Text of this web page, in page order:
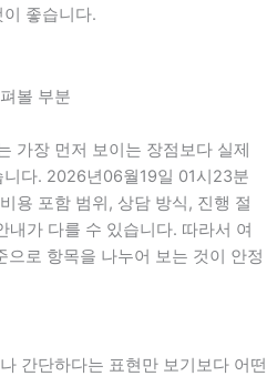
좋습니다.
볼 부분
가장 먼저 보이는 장점보다 실제
다. 2026년06월19일 01시23분
용 포함 범위, 상담 방식, 진행 절
내가 다를 수 있습니다. 따라서 여
로 항목을 나누어 보는 것이 안정
간단하다는 표현만 보기보다 어떤